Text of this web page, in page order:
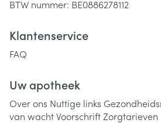
BTW nummer: BE0886278112
Klantenservice
FAQ
Uw apotheek
Over ons Nuttige links
van wachtVoorschriftZorgtarieven